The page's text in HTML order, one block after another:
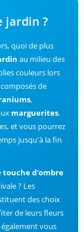
jardin ?
quoi de plus
au milieu des
couleurs lors
de
,
marguerites.
et vous pourrez
jusqu'à la fin
touche d'ombre
? Les
des choix
de leurs fleurs
vous